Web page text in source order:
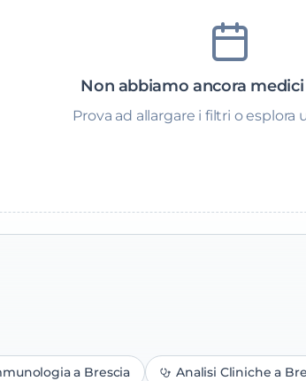
Non abbiamo ancora medici
Prova ad allargare i filtri o esplora
a Brescia Analisi Cliniche a